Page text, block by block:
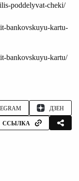
poddelyvat-cheki/
bankovskuyu-kartu-
bankovskuyu-kartu/
ДЗЕН
ССЫЛКА